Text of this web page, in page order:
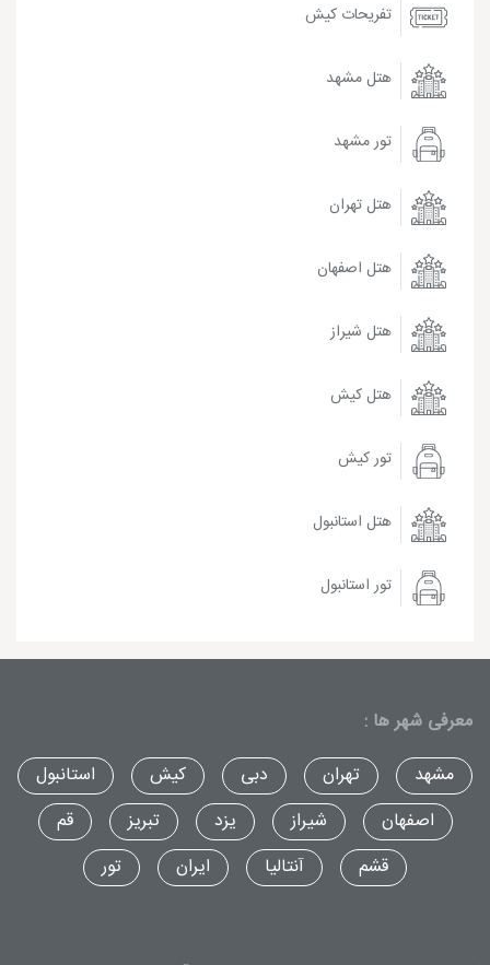
تفریحات کیش
هتل مشهد
تور مشهد
هتل تهران
هتل اصفهان
هتل شیراز
هتل کیش
تور کیش
هتل استانبول
تور استانبول
معرفی شهر ها :
مشهد
تهران دبی کیش
استانبول
اصفهان
شیراز یزد تبریز
قم
قشم
آنتالیا ایران تور